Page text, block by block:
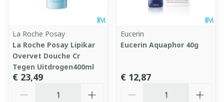
La Roche Posay
La Roche Posay Lipikar
Overvet Douche Cr
Tegen Uitdrogen400ml
€ 23,49
Eucerin
Eucerin Aquaphor 40g
€ 12,87